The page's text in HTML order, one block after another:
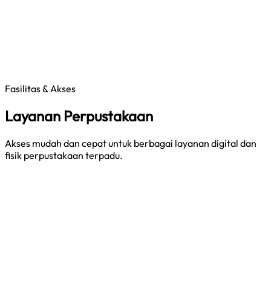
Fasilitas & Akses
Layanan Perpustakaan
Akses mudah dan cepat untuk berbagai layanan digital dan
fisik perpustakaan terpadu.